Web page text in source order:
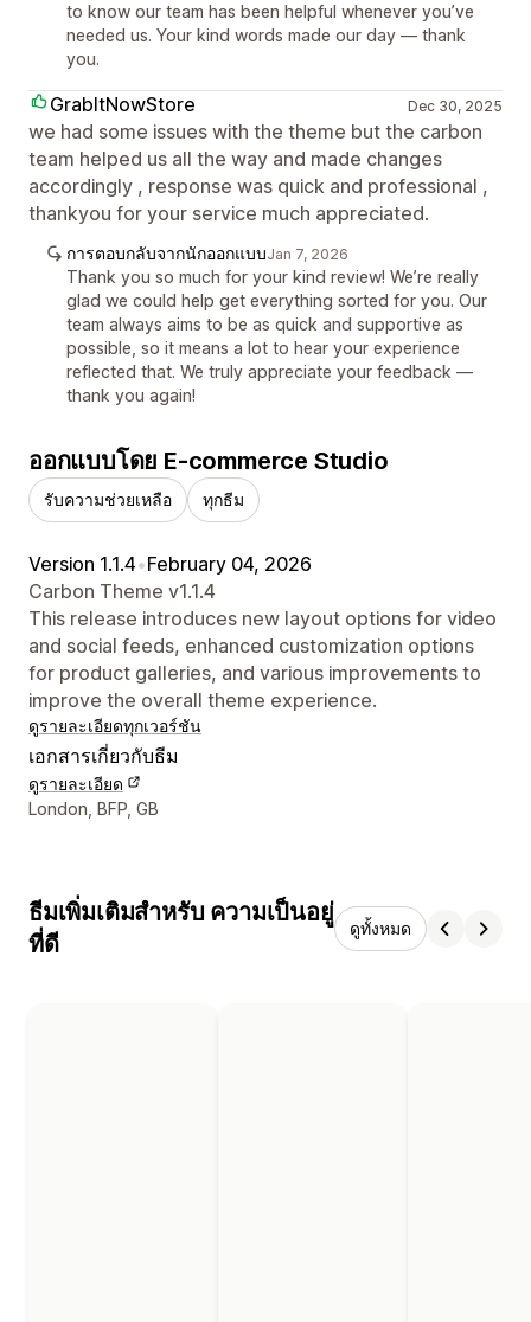
to know our team has been helpful whenever you’ve
needed us. Your kind words made our day — thank
you.
GrabItNowStore Dec 30, 2025
we had some issues with the theme but the carbon
team helped us all the way and made changes
accordingly , response was quick and professional ,
thankyou for your service much appreciated.
การตอบกลับจากนักออกแบบJan 7, 2026
Thank you so much for your kind review! We’re really
glad we could help get everything sorted for you. Our
team always aims to be as quick and supportive as
possible, so it means a lot to hear your experience
reflected that. We truly appreciate your feedback —
thank you again!
ออกแบบโดย E-commerce Studio
รับความช่วยเหลือ ทุกธีม
Version 1.1.4•February 04, 2026
Carbon Theme v1.1.4
This release introduces new layout options for video
and social feeds, enhanced customization options
for product galleries, and various improvements to
improve the overall theme experience.
ดูรายละเอียดทุกเวอร์ชัน
เอกสารเกี่ยวกับธีม
ดูรายละเอียด
รายละเอียดการติดต่อผู้ออกแบบ
London, BFP, GB
ธีมเพิ่มเติมสำหรับ ความเป็นอยู่
ที่ดี
ดูทั้งหมด